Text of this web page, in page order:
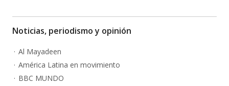
Noticias, periodismo y opinión
Al Mayadeen
América Latina en movimiento
BBC MUNDO